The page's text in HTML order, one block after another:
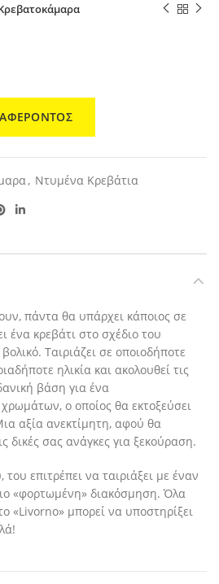
, Ντυμένα Κρεβάτια
πάντα θα υπάρχει κάποιος σε
ένα κρεβάτι στο σχέδιο του
Ταιριάζει σε οποιοδήποτε
ηλικία και ακολουθεί τις
βάση για ένα
o οποίος θα εκτοξεύσει
αξία ανεκτίμητη, αφού θα
δικές σας ανάγκες για ξεκούραση.
επιτρέπει να ταιριάξει με έναν
«φορτωμένη» διακόσμηση. Όλα
«Livorno» μπορεί να υποστηρίξει